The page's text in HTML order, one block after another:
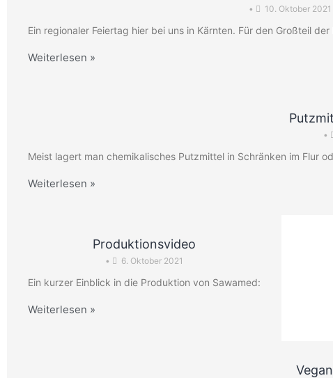
• 10. Oktober 2021
Ein regionaler Feiertag hier bei uns in Kärnten. Für den Großteil
Weiterlesen »
•
Meist lagert man chemikalisches Putzmittel in Schränken im Flur
Weiterlesen »
Produktionsvideo
• 6. Oktober 2021
Ein kurzer Einblick in die Produktion von Sawamed:
Weiterlesen »